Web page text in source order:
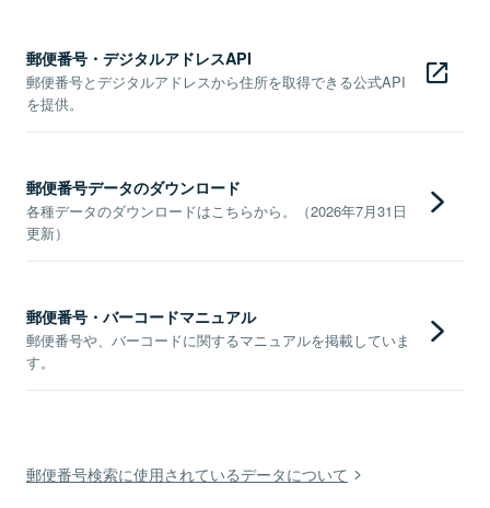
郵便番号・デジタルアドレスAPI
郵便番号とデジタルアドレスから住所を取得できる公式API
を提供。
郵便番号データのダウンロード
各種データのダウンロードはこちらから。（2026年7月31日
更新）
郵便番号・バーコードマニュアル
郵便番号や、バーコードに関するマニュアルを掲載していま
す。
郵便番号検索に使用されているデータについて